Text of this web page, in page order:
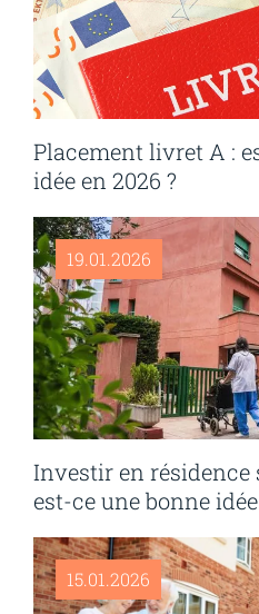
Placement livret A :
idée en 2026 ?
19.01.2026
Investir en résidence
est-ce une bonne idée
15.01.2026